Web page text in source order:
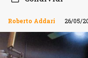
Roberto Addari 26/05/